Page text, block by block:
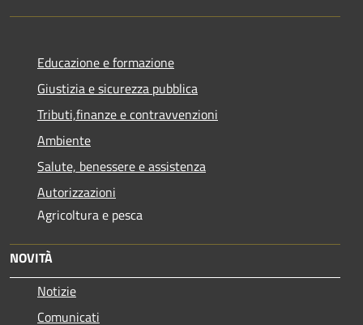
Educazione e formazione
Giustizia e sicurezza pubblica
Tributi,finanze e contravvenzioni
Ambiente
Salute, benessere e assistenza
Autorizzazioni
Agricoltura e pesca
NOVITÀ
Notizie
Comunicati